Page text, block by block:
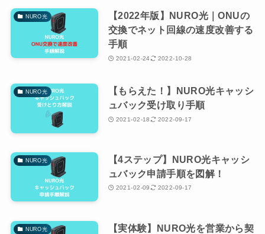
NURO光
【2022年版】NURO光｜ONUの
交換でネット回線の速度改善する
手順
2021-02-24 2022-10-28
NURO光
【もらえた！】NURO光キャッシ
ュバック受け取り手順
2021-02-18 2022-09-17
NURO光
【4ステップ】NURO光キャッシ
ュバック申請手順を図解！
2021-02-09 2022-09-17
NURO光
【実体験】NURO光を営業から契